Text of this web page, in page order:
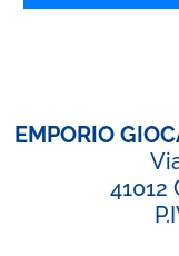
EMPORIO
41012